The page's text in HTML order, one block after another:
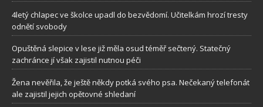
4letý chlapec ve školce upadl do bezvědomí. Učitelkám hrozí tresty
odnětí svobody
Opuštěná slepice v lese již měla osud téměř sečtený. Statečný
zachránce jí však zajistil nutnou péči
Žena nevěřila, že ještě někdy potká svého psa. Nečekaný telefonát
ale zajistil jejich opětovné shledaní